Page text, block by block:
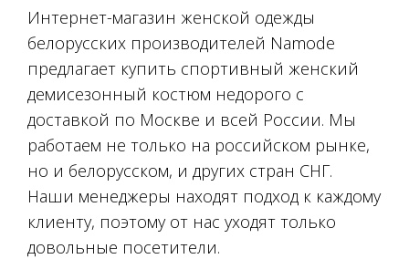
Интернет-магазин женской одежды
белорусских производителей Namode
предлагает купить спортивный женский
демисезонный костюм недорого с
доставкой по Москве и всей России. Мы
работаем не только на российском рынке,
но и белорусском, и других стран СНГ.
Наши менеджеры находят подход к каждому
клиенту, поэтому от нас уходят только
довольные посетители.